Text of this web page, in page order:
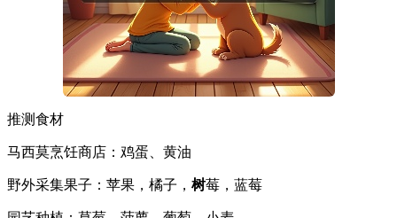
推测食材
马西莫烹饪商店：鸡蛋、黄油
野外采集果子：苹果，橘子， 树莓，蓝莓